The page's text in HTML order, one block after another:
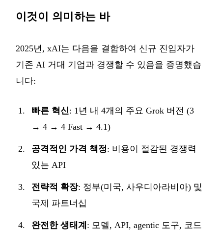
이것이 의미하는 바
2025년, xAI는 다음을 결합하여 신규 진입자가
기존 AI 거대 기업과 경쟁할 수 있음을 증명했습
니다:
빠른 혁신: 1년 내 4개의 주요 Grok 버전 (3
→ 4 → 4 Fast → 4.1)
공격적인 가격 책정: 비용이 절감된 경쟁력
있는 API
전략적 확장: 정부(미국, 사우디아라비아) 및
국제 파트너십
완전한 생태계 : 모델, API, agentic 도구, 코드